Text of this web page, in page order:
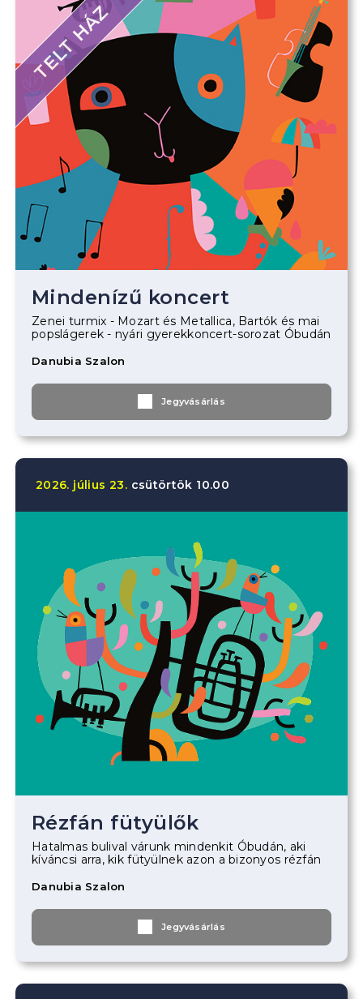
TELT HÁZ
Mindenízű koncert
Zenei turmix - Mozart és Metallica, Bartók és mai
popslágerek - nyári gyerekkoncert-sorozat Óbudán
Danubia Szalon
Jegyvásárlás
2026. július 23. csütörtök 10.00
Rézfán fütyülők
Hatalmas bulival várunk mindenkit Óbudán, aki
kíváncsi arra, kik fütyülnek azon a bizonyos rézfán
Danubia Szalon
Jegyvásárlás